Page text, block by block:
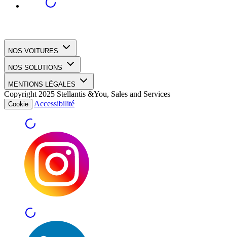
NOS VOITURES
NOS SOLUTIONS
MENTIONS LÉGALES
Copyright 2025 Stellantis &You, Sales and Services
Cookie Accessibilité